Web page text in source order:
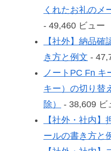
くれたお礼のメ
- 49,460 ビュー
【社外】納品
き方と例文 -
ノートPC Fn キ
キー）の切り替
除）
- 38,609 ビ
【社外・社内】
ールの書き方と